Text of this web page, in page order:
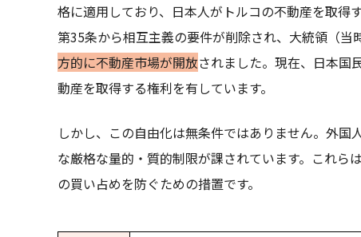
格に適用しており、日本人がトルコの不動産を取得
第35条から相互主義の要件が削除され、大統領（当
方的に不動産市場が開放されました。現在、日本国
動産を取得する権利を有しています。
しかし、この自由化は無条件ではありません。外
な厳格な量的・質的制限が課されています。これ
の買い占めを防ぐための措置です。